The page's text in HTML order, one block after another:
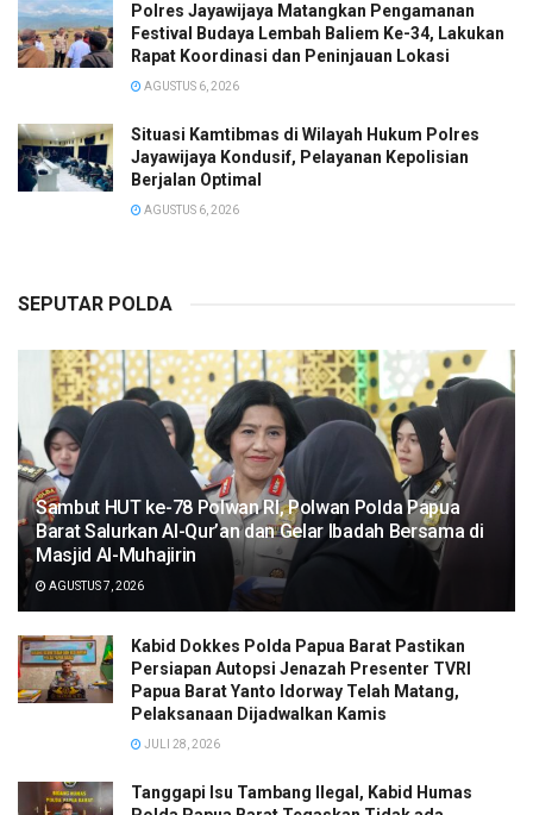
Polres Jayawijaya Matangkan Pengamanan
Festival Budaya Lembah Baliem Ke-34, Lakukan
Rapat Koordinasi dan Peninjauan Lokasi
AGUSTUS 6, 2026
Situasi Kamtibmas di Wilayah Hukum Polres
Jayawijaya Kondusif, Pelayanan Kepolisian
Berjalan Optimal
AGUSTUS 6, 2026
SEPUTAR POLDA
Sambut HUT ke-78 Polwan RI, Polwan Polda Papua
Barat Salurkan Al-Qur’an dan Gelar Ibadah Bersama di
Masjid Al-Muhajirin
AGUSTUS 7, 2026
Kabid Dokkes Polda Papua Barat Pastikan
Persiapan Autopsi Jenazah Presenter TVRI
Papua Barat Yanto Idorway Telah Matang,
Pelaksanaan Dijadwalkan Kamis
JULI 28, 2026
Tanggapi Isu Tambang Ilegal, Kabid Humas